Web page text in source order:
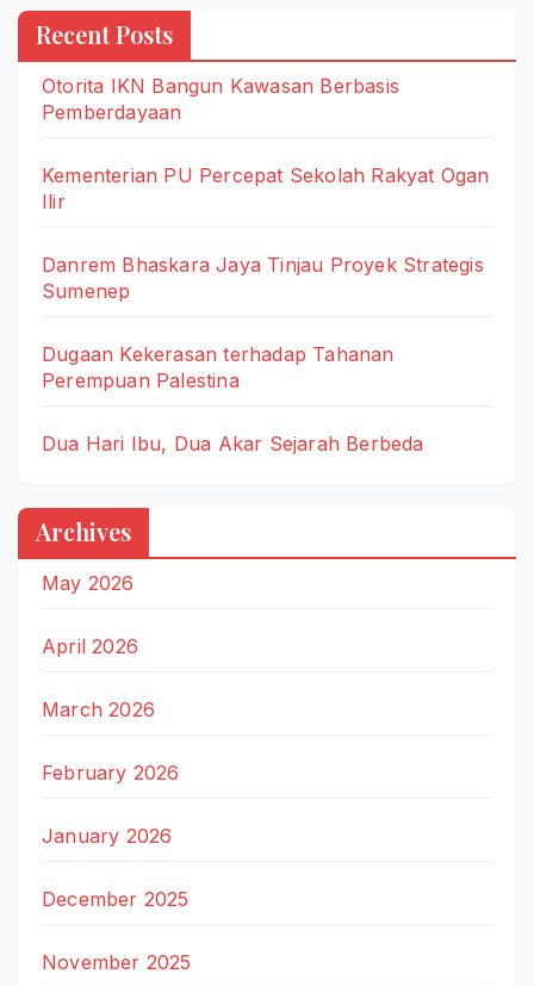
Recent Posts
Otorita IKN Bangun Kawasan Berbasis
Pemberdayaan
Kementerian PU Percepat Sekolah Rakyat Ogan
Ilir
Danrem Bhaskara Jaya Tinjau Proyek Strategis
Sumenep
Dugaan Kekerasan terhadap Tahanan
Perempuan Palestina
Dua Hari Ibu, Dua Akar Sejarah Berbeda
Archives
May 2026
April 2026
March 2026
February 2026
January 2026
December 2025
November 2025